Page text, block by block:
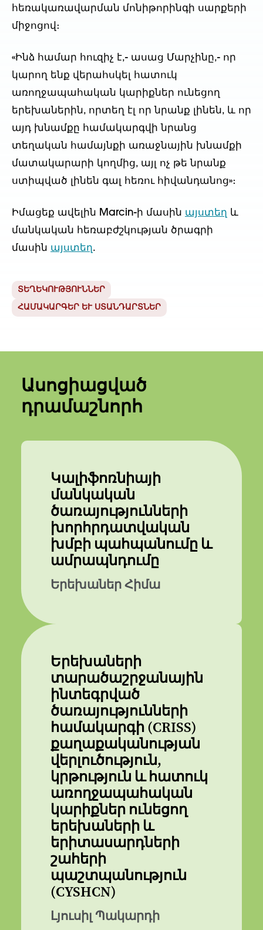
հեռակառավարման մոնիթորինգի սարքերի
միջոցով։
«Ինձ համար հուզիչ է,- ասաց Մարչինը,- որ
կարող ենք վերահսկել հատուկ
առողջապահական կարիքներ ունեցող
երեխաներին, որտեղ էլ որ նրանք լինեն, և որ
այդ խնամքը համակարգվի նրանց
տեղական համայնքի առաջնային խնամքի
մատակարարի կողմից, այլ ոչ թե նրանք
ստիպված լինեն գալ հեռու հիվանդանոց»։
Իմացեք ավելին Marcin-ի մասին այստեղ և
մանկական հեռաբժշկության ծրագրի
մասին այստեղ.
ՏԵՂԵԿՈՒԹՅՈՒՆՆԵՐ
ՀԱՄԱԿԱՐԳԵՐ ԵՒ ՍՏԱՆԴԱՐՏՆԵՐ
Ասոցիացված
դրամաշնորհ
Կալիֆոռնիայի
մանկական
ծառայությունների
խորհրդատվական
խմբի պահպանումը և
ամրապնդումը
Երեխաներ Հիմա
Երեխաների
տարածաշրջանային
ինտեգրված
ծառայությունների
համակարգի (CRISS)
քաղաքականության
վերլուծություն,
կրթություն և հատուկ
առողջապահական
կարիքներ ունեցող
երեխաների և
երիտասարդների
շահերի
պաշտպանություն
(CYSHCN)
Լյուսիլ Պակարդի